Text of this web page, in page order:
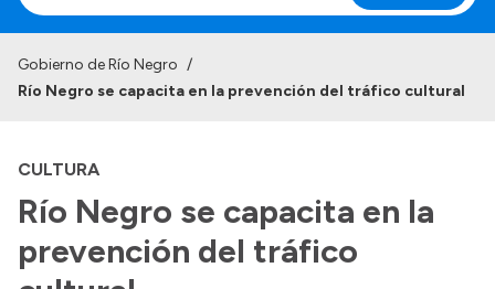
Discursos en la Legislatura
Casa de Gobierno
Gobierno de Río Negro /
Río Negro se capacita en la prevención del tráfico cultural
CULTURA
Río Negro se capacita en la
prevención del tráfico